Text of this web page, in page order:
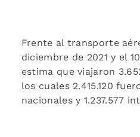
Frente al transporte
diciembre de 2021 y el
estima que viajaron
los cuales 2.415.120
nacionales y 1.237.577